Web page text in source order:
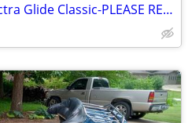
1999 Harley Davidson Electra Glide Classic-PLEASE READ DESCRIPTION